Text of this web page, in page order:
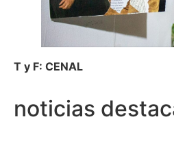
T y F: CENAL
noticias